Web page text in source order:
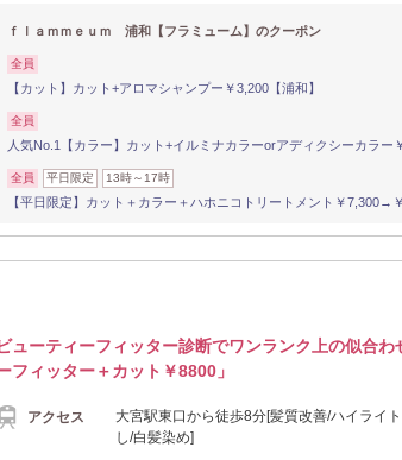
ｆｌａｍｍｅｕｍ 浦和【フラミューム】のクーポン
全員
【カット】カット+アロマシャンプー￥3,200【浦和】
全員
人気No.1【カラー】カット+イルミナカラーorアディクシーカラー
全員 平日限定 13時～17時
【平日限定】カット＋カラー＋ハホニコトリートメント￥7,300→
ューティーフィッター診断でワンランク上の似合わ
フィッター＋カット￥8800」
アクセス
大宮駅東口から徒歩8分[髪質改善/ハイライ
し/白髪染め]